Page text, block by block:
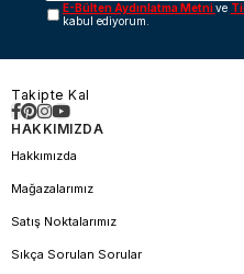
E-Bülten Aydınlatma Metnive
kabul ediyorum.
Takipte Kal
HAKKIMIZDA
Hakkımızda
Mağazalarımız
Satış Noktalarımız
Sıkça Sorulan Sorular